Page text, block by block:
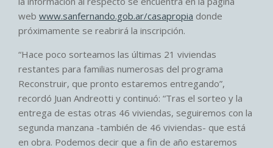
web www.sanfernando.gob.ar/casapropia donde
próximamente se reabrirá la inscripción.
“Hace poco sorteamos las últimas 21 viviendas
restantes para familias numerosas del programa
Reconstruir, que pronto estaremos entregando”,
recordó Juan Andreotti y continuó: “Tras el sorteo y la
entrega de estas otras 46 viviendas, seguiremos con la
segunda manzana -también de 46 viviendas- que está
en obra. Podemos decir que a fin de año estaremos